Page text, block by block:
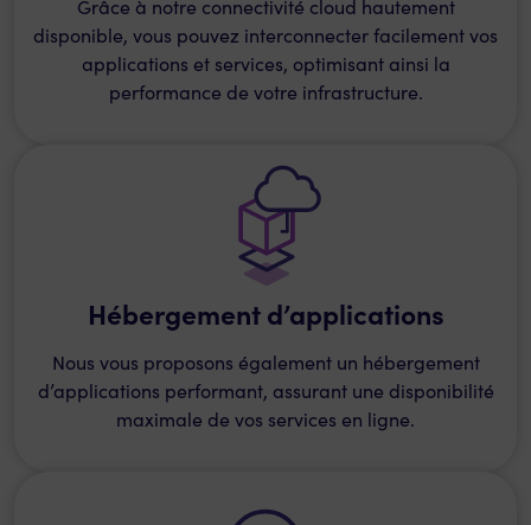
Grâce à notre connectivité cloud hautement
disponible, vous pouvez interconnecter facilement vos
applications et services, optimisant ainsi la
performance de votre infrastructure.
Hébergement d’applications
Nous vous proposons également un hébergement
d’applications performant, assurant une disponibilité
maximale de vos services en ligne.